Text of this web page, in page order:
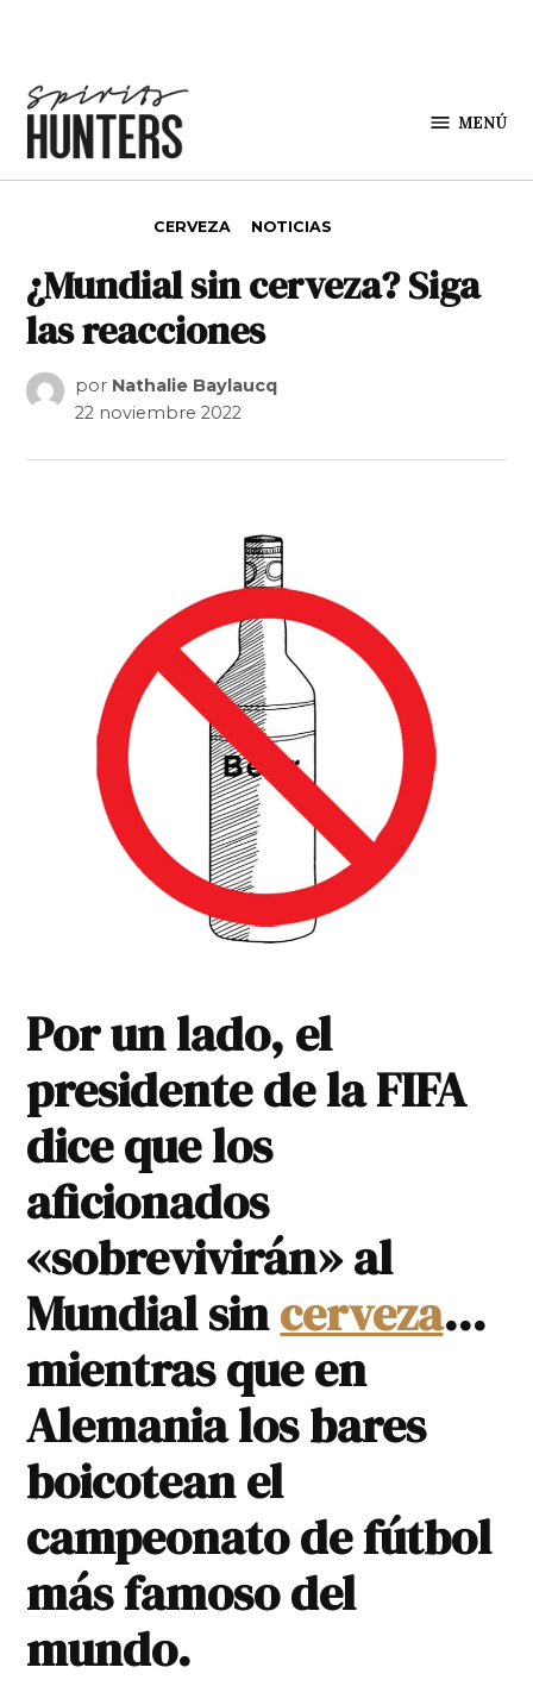
MENÚ
CERVEZA NOTICIAS
¿Mundial sin cerveza? Siga
las reacciones
por Nathalie Baylaucq
22 noviembre 2022
Por un lado, el
presidente de la FIFA
dice que los
aficionados
«sobrevivirán» al
Mundial sincerveza…
mientras que en
Alemania los bares
boicotean el
campeonato de fútbol
más famoso del
mundo.